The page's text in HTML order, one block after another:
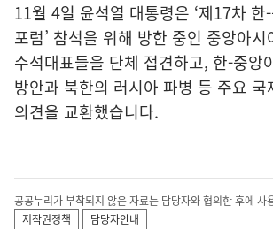
11월 4일 윤석열 대통령은 ‘제17차 한
포럼’ 참석을 위해 방한 중인 중앙아
수석대표들을 단체 접견하고, 한-중앙
방안과 북한의 러시아 파병 등 주요 국
의견을 교환했습니다.
공공누리가 부착되지 않은 자료는 담당자와 협의한 후에 사
저작권정책
담당자안내